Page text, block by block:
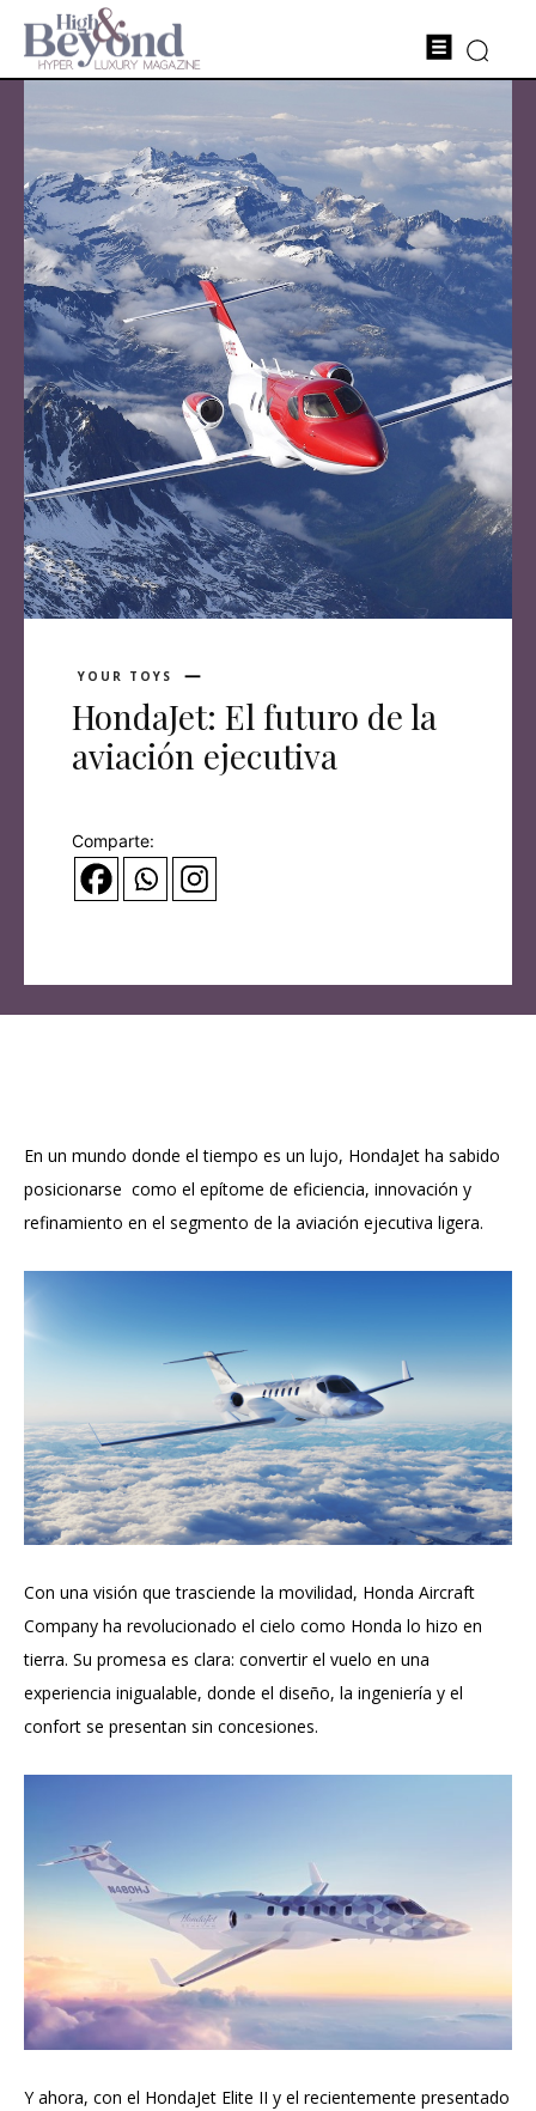
YOUR TOYS
HondaJet: El futuro de la
aviación ejecutiva
Comparte:
En un mundo donde el tiempo es un lujo, HondaJet ha sabido
posicionarse como el epítome de eficiencia, innovación y
refinamiento en el segmento de la aviación ejecutiva ligera.
Con una visión que trasciende la movilidad, Honda Aircraft
Company ha revolucionado el cielo como Honda lo hizo en
tierra. Su promesa es clara: convertir el vuelo en una
experiencia inigualable, donde el diseño, la ingeniería y el
confort se presentan sin concesiones.
Y ahora, con el HondaJet Elite II y el recientemente presentado